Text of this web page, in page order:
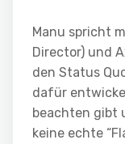
Manu spricht
Director) und
den Status
dafür
beachten gibt
keine echte